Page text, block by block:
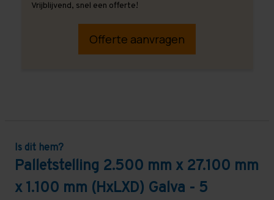
Vrijblijvend, snel een offerte!
Offerte aanvragen
Is dit hem?
Palletstelling 2.500 mm x 27.100 mm
x 1.100 mm (HxLXD) Galva - 5